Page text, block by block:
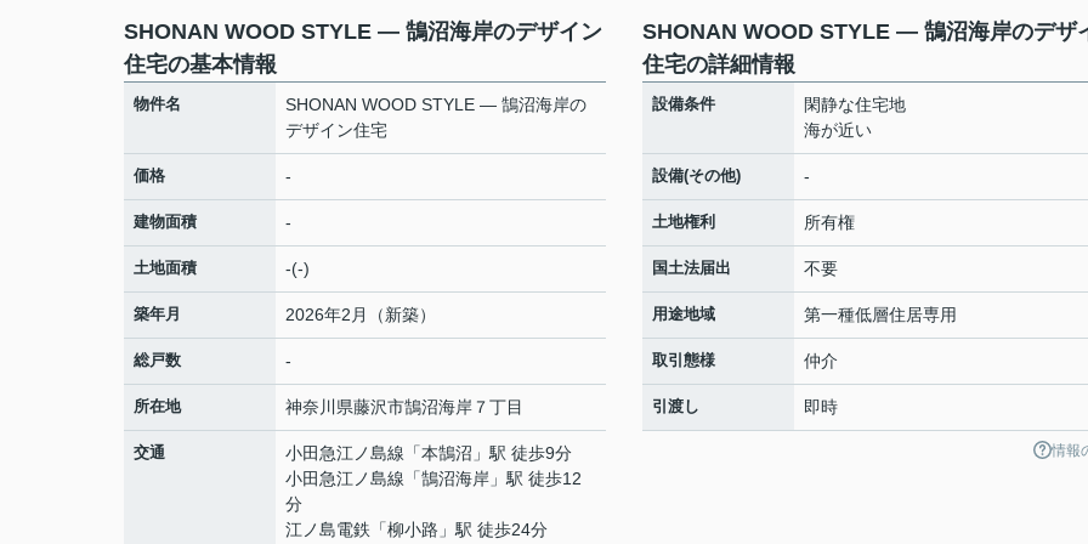
SHONAN WOOD STYLE — 鵠沼海岸のデザイン
住宅の基本情報
物件名
SHONAN WOOD STYLE — 鵠沼海岸の
デザイン住宅
価格 -
建物面積 -
土地面積 -(-)
築年月 2026年2月（新築）
総戸数 -
所在地 神奈川県藤沢市鵠沼海岸 ７丁目
交通 小田急江ノ島線 「本鵠沼 」駅 徒歩9分
小田急江ノ島線 「鵠沼海岸 」駅 徒歩12
分
江ノ島電鉄 「柳小路 」駅 徒歩24分
SHONAN WOOD STYLE — 鵠沼海岸のデザ
住宅の詳細情報
設備条件
閑静な住宅地
海が近い
設備(その他) -
土地権利 所有権
国土法届出 不要
用途地域 第一種低層住居専用
取引態様 仲介
引渡し 即時
情報